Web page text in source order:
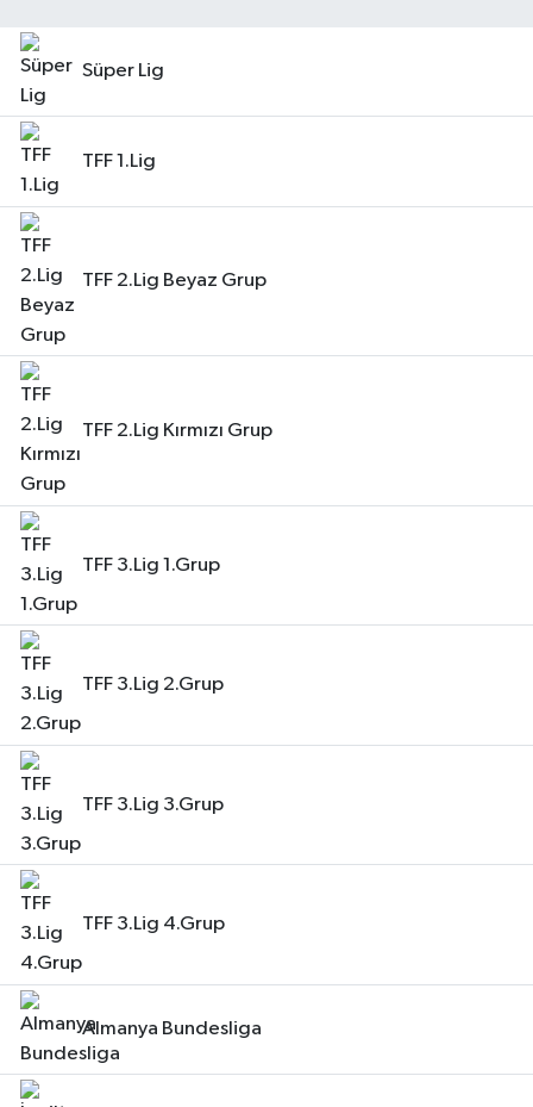
Süper Lig
TFF 1.Lig
TFF 2.Lig Beyaz Grup
TFF 2.Lig Kırmızı Grup
TFF 3.Lig 1.Grup
TFF 3.Lig 2.Grup
TFF 3.Lig 3.Grup
TFF 3.Lig 4.Grup
Almanya Bundesliga